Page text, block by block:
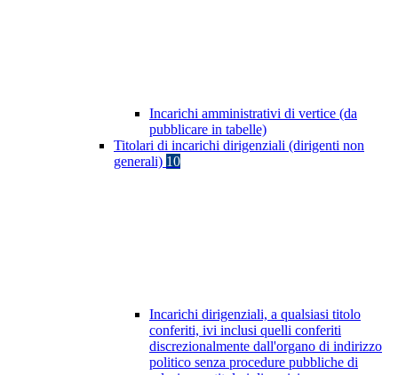
Incarichi amministrativi di vertice (da
pubblicare in tabelle)
Titolari di incarichi dirigenziali (dirigenti non
generali) 10
Incarichi dirigenziali, a qualsiasi titolo
conferiti, ivi inclusi quelli conferiti
discrezionalmente dall'organo di indirizzo
politico senza procedure pubbliche di